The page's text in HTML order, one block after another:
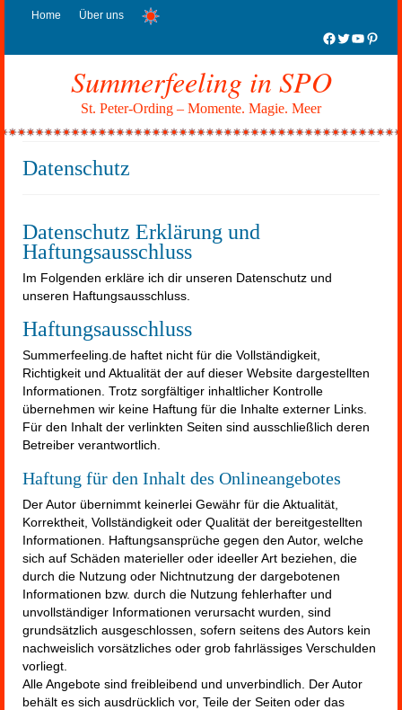
Home Über uns
Facebook
Twitter
Summerfeeling in SPO
St. Peter-Ording – Momente. Magie. Meer
Datenschutz
Datenschutz Erklärung und
Haftungsausschluss
Im Folgenden erkläre ich dir unseren Datenschutz und
unseren Haftungsausschluss.
Haftungsausschluss
Summerfeeling.de haftet nicht für die Vollständigkeit,
Richtigkeit und Aktualität der auf dieser Website dargestellten
Informationen. Trotz sorgfältiger inhaltlicher Kontrolle
übernehmen wir keine Haftung für die Inhalte externer Links.
Für den Inhalt der verlinkten Seiten sind ausschließlich deren
Betreiber verantwortlich.
Haftung für den Inhalt des Onlineangebotes
Der Autor übernimmt keinerlei Gewähr für die Aktualität,
Korrektheit, Vollständigkeit oder Qualität der bereitgestellten
Informationen. Haftungsansprüche gegen den Autor, welche
sich auf Schäden materieller oder ideeller Art beziehen, die
durch die Nutzung oder Nichtnutzung der dargebotenen
Informationen bzw. durch die Nutzung fehlerhafter und
unvollständiger Informationen verursacht wurden, sind
grundsätzlich ausgeschlossen, sofern seitens des Autors kein
nachweislich vorsätzliches oder grob fahrlässiges Verschulden
vorliegt.
Alle Angebote sind freibleibend und unverbindlich. Der Autor
behält es sich ausdrücklich vor, Teile der Seiten oder das